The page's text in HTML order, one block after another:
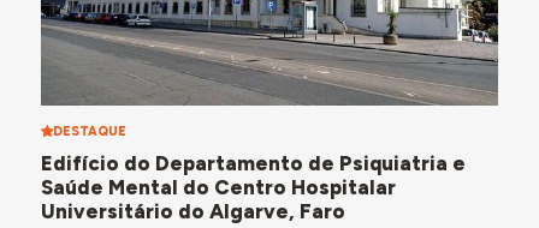
DESTAQUE
Edifício do Departamento de Psiquiatria e
Saúde Mental do Centro Hospitalar
Universitário do Algarve, Faro